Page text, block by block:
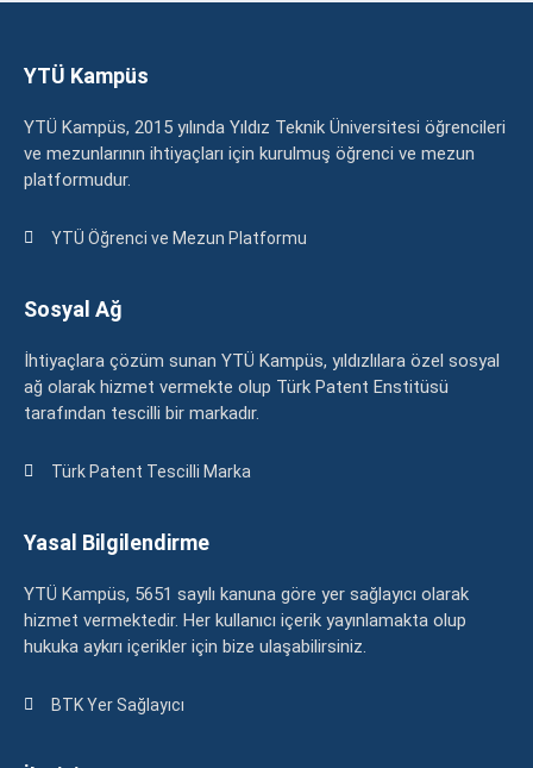
YTÜ Kampüs
YTÜ Kampüs, 2015 yılında Yıldız Teknik Üniversitesi öğrencileri
ve mezunlarının ihtiyaçları için kurulmuş öğrenci ve mezun
platformudur.
YTÜ Öğrenci ve Mezun Platformu
Sosyal Ağ
İhtiyaçlara çözüm sunan YTÜ Kampüs, yıldızlılara özel sosyal
ağ olarak hizmet vermekte olup Türk Patent Enstitüsü
tarafından tescilli bir markadır.
Türk Patent Tescilli Marka
Yasal Bilgilendirme
YTÜ Kampüs, 5651 sayılı kanuna göre yer sağlayıcı olarak
hizmet vermektedir. Her kullanıcı içerik yayınlamakta olup
hukuka aykırı içerikler için bize ulaşabilirsiniz.
BTK Yer Sağlayıcı